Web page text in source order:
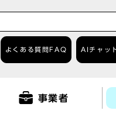
よくある質問 FAQ AIチャッ
事業者